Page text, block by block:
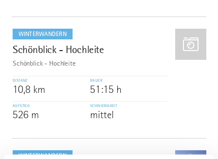
WINTERWANDERN
2
Schönblick - Hochleite
Schönblick - Hochleite
DISTANZ
10,8 km
DAUER
51:15 h
AUFSTIEG
526 m
SCHWIERIGKEIT
mittel
dazu
WINTERWANDERN
dazu